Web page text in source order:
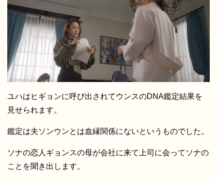
ユハはヒギョンに呼び出されてウンスのDNA鑑定結果を
見せられます。
鑑定は夫ソンウンとは血縁関係にないというものでした。
ソナの恋人ギョンスの母が会社に来て上司に会ってソナの
ことを聞き出します。